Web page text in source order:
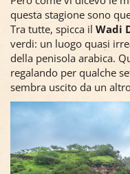
Però come vi dicevo le
questa stagione sono
Tra tutte, spicca ilWadi